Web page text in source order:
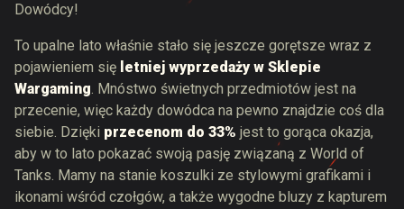
Dowódcy!
To upalne lato właśnie stało się jeszcze gorętsze wraz z
pojawieniem się letniej wyprzedaży w Sklepie
Wargaming. Mnóstwo świetnych przedmiotów jest na
przecenie, więc każdy dowódca na pewno znajdzie coś dla
siebie. Dzięki przecenom do 33% jest to gorąca okazja,
aby w to lato pokazać swoją pasję związaną z World of
Tanks. Mamy na stanie koszulki ze stylowymi grafikami i
ikonami wśród czołgów, a także wygodne bluzy z kapturem